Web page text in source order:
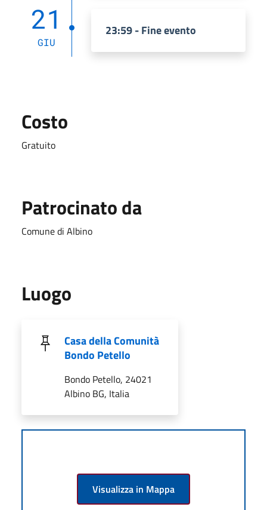
21
GIU
23:59 - Fine evento
Costo
Gratuito
Patrocinato da
Comune di Albino
Luogo
Casa della Comunità
Bondo Petello
Bondo Petello, 24021
Albino BG, Italia
Visualizza in Mappa